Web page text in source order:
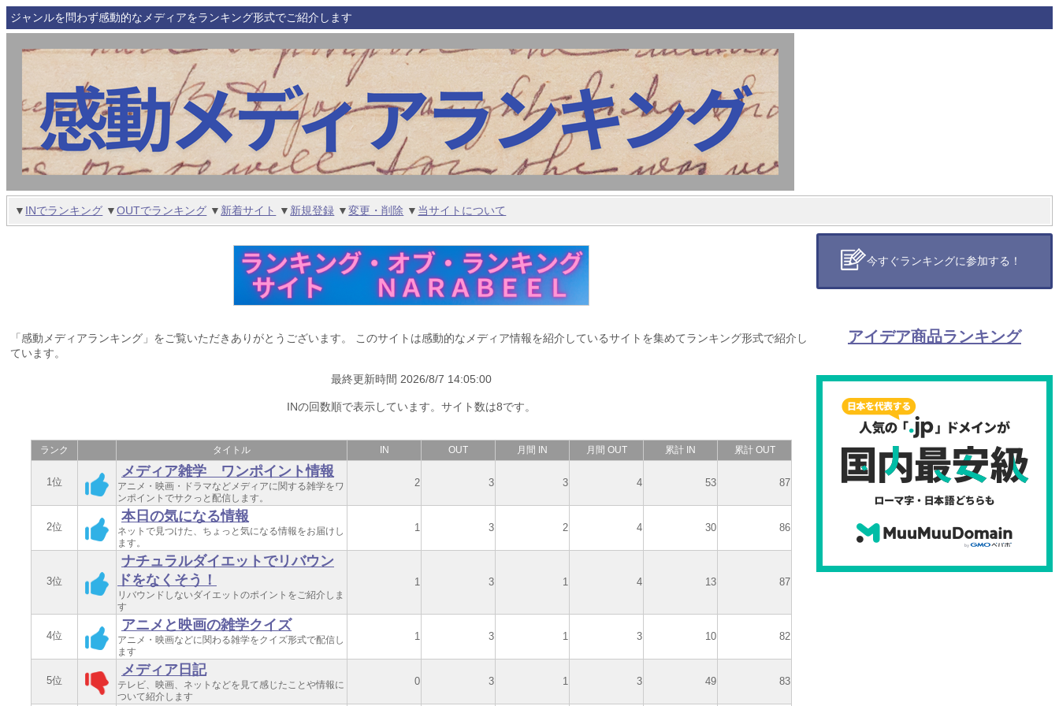
ジャンルを問わず感動的なメディアをランキング形式でご紹介します
▼ INでランキング ▼OUTでランキング ▼ 新着サイト ▼ 新規登録 ▼変更・削除 ▼ 当サイトについて
「感動メディアランキング」をご覧いただきありがとうございます。 このサイトは感動的なメディア情報を紹介しているサイトを集めてランキング形式で紹介し
ています。
最終更新時間 2026/8/7 14:05:00
INの回数順で表示しています。サイト数は8です。
ランク タイトル IN OUT 月間 IN 月間 OUT 累計 IN 累計 OUT
1位
メディア雑学 ワンポイント情報
アニメ・映画・ドラマなどメディアに関する雑学をワ
ンポイントでサクっと配信します。
2 3 3 4 53 87
2位
本日の気になる情報
ネットで見つけた、ちょっと気になる情報をお届けし
ます。
1 3 2 4 30 86
3位
ナチュラルダイエットでリバウン
ドをなくそう！
リバウンドしないダイエットのポイントをご紹介しま
す
1 3 1 4 13 87
4位
アニメと映画の雑学クイズ
アニメ・映画などに関わる雑学をクイズ形式で配信し
ます
1 3 1 3 10 82
5位
メディア日記
テレビ、映画、ネットなどを見て感じたことや情報に
ついて紹介します
0 3 1 3 49 83
今すぐランキングに参加する！
アイデア商品ランキング